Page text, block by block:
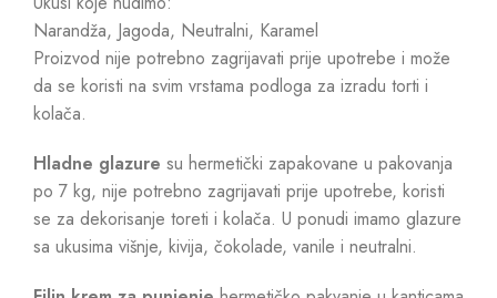
Narandža, Jagoda, Neutralni, Karamel
Proizvod nije potrebno zagrijavati prije upotrebe i može
da se koristi na svim vrstama podloga za izradu torti i
kolača.
Hladne glazure su hermetički zapakovane u pakovanja
po 7 kg, nije potrebno zagrijavati prije upotrebe, koristi
se za dekorisanje toreti i kolača. U ponudi imamo glazure
sa ukusima višnje, kivija, čokolade, vanile i neutralni.